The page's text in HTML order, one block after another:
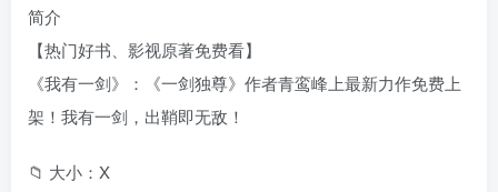
简介
【热门好书、影视原著免费看】
《我有一剑》：《一剑独尊》作者青鸾峰上最新力作免费上
架！我有一剑，出鞘即无敌！
📁 大小：X